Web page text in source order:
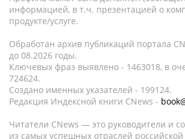
информацией, в т.ч. презентацией о
продукте/услуге.
Обработан архив публикаций портала
до 08.2026 годы.
Ключевых фраз выявлено - 1463018, в
724624.
Создано именных указателей - 199124.
Редакция Индексной книги CNews -
Читатели CNews — это руководители и
из самых успешных отраслей